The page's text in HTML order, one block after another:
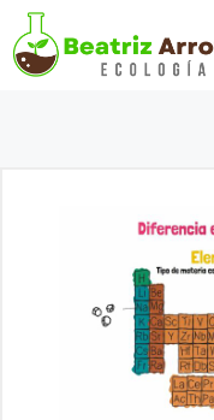
Saltar
al
contenido